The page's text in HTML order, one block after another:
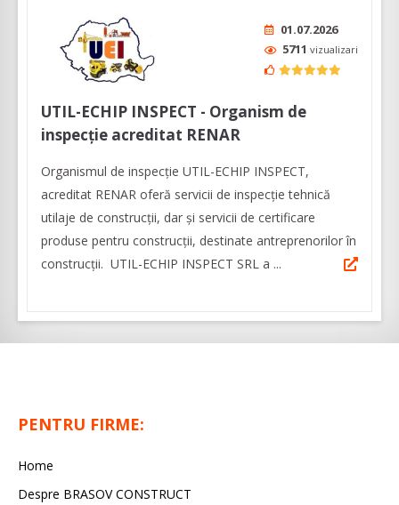
01.07.2026
5711 vizualizari
UTIL-ECHIP INSPECT - Organism de
inspecţie acreditat RENAR
Organismul de inspecție UTIL-ECHIP INSPECT,
acreditat RENAR oferă servicii de inspecție tehnică
utilaje de construcții, dar şi servicii de certificare
produse pentru construcții, destinate antreprenorilor în
construcţii. UTIL-ECHIP INSPECT SRL a ...
PENTRU FIRME:
Home
Despre BRASOV CONSTRUCT